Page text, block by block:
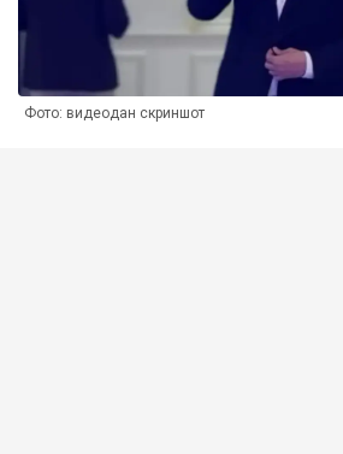
Фото: видеодан скриншот